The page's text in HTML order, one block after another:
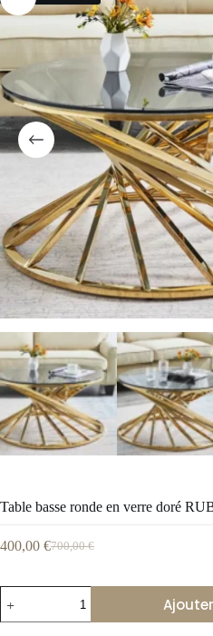
Table basse ronde en verre doré
700,00€
400,00 €